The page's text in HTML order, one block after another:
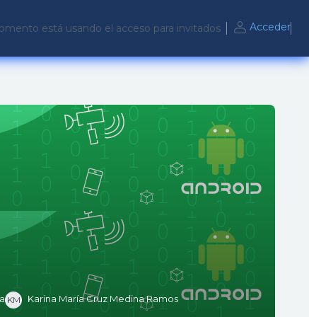
está usando el acceso para invitados Acceder
KM Karina María Cruz Medina Ramos